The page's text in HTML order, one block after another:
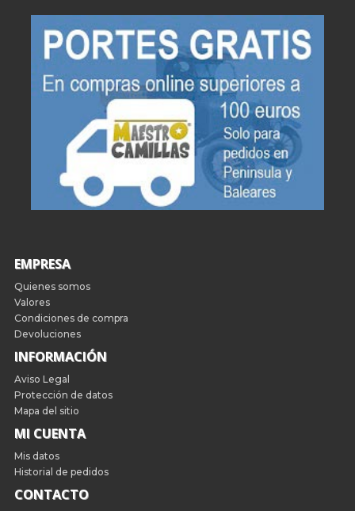
EMPRESA
Quienes somos
Valores
Condiciones de compra
Devoluciones
INFORMACIÓN
Aviso Legal
Protección de datos
Mapa del sitio
MI CUENTA
Mis datos
Historial de pedidos
CONTACTO